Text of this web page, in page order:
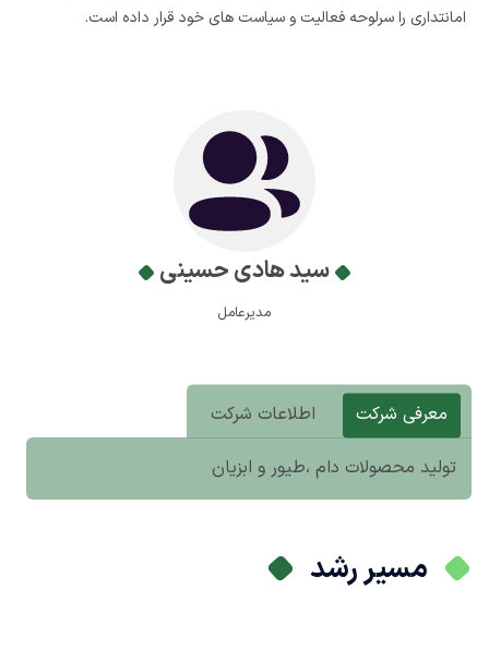
امانتداری را سرلوحه فعالیت و سیاست های خود قرار داده است.
سید هادی حسینی
مدیرعامل
معرفی شرکت اطلاعات شرکت
تولید محصولات دام ،طیور و ابزیان
مسیر رشد